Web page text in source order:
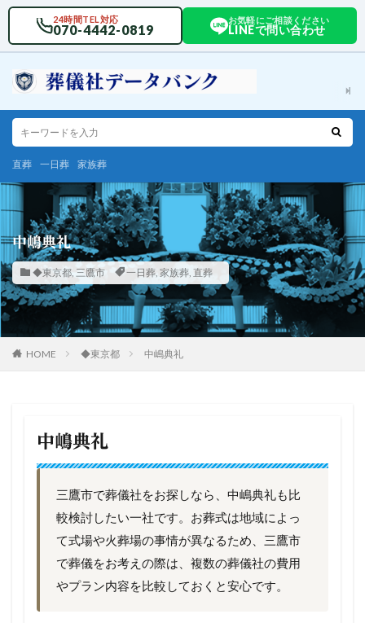
24時間TEL対応
070-4442-0819
お気軽にご相談ください
LINEで問い合わせ
直葬 一日葬 家族葬
中嶋典礼
◆東京都, 三鷹市 一日葬, 家族葬, 直葬
HOME ◆東京都 中嶋典礼
中嶋典礼
三鷹市で葬儀社をお探しなら、中嶋典礼も比
較検討したい一社です。お葬式は地域によっ
て式場や火葬場の事情が異なるため、三鷹市
で葬儀をお考えの際は、複数の葬儀社の費用
やプラン内容を比較しておくと安心です。